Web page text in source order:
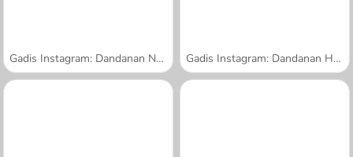
Gadis Instagram: Dandanan Natal Gadis Instagram: Dandanan Halloween